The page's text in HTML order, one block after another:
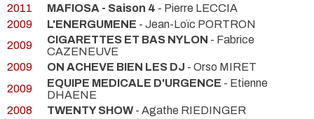
2011
MAFIOSA - Saison 4 - Pierre LECCIA
2009
L'ENERGUMENE - Jean-Loïc PORTRON
2009
CIGARETTES ET BAS NYLON - Fabrice
CAZENEUVE
2009
ON ACHEVE BIEN LES DJ - Orso MIRET
2009
EQUIPE MEDICALE D'URGENCE - Etienne
DHAENE
2008
TWENTY SHOW- Agathe RIEDINGER